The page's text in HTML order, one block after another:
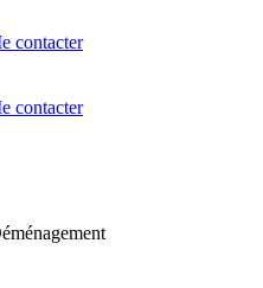
contacter
contacter